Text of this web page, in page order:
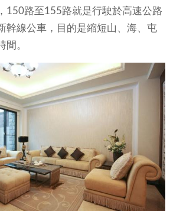
150路至155路就是行駛於高速公路
幹線公車，目的是縮短山、海、屯
間。